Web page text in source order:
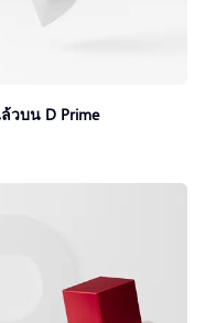
วบน D Prime